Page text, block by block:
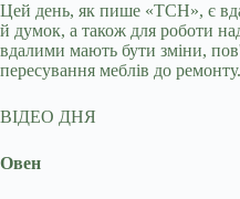
Цей день, як пише «ТСН», є
й думок, а також для роботи
вдалими мають бути зміни,
пересування меблів до ремонту.
ВІДЕО ДНЯ
Овен